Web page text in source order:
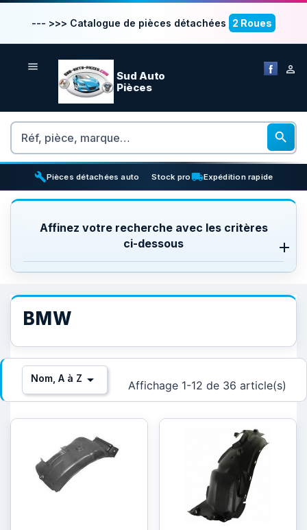
--- >>> Catalogue de pièces détachées 2 Roues
 
Sud Auto
Pièces
Rechercher

buildPièces détachées auto inventory_2
Stock prolocal_shippingExpédition rapide
Affinez votre recherche avec les critères
ci-dessous
BMW
Nom, A à Z  Affichage 1-12 de 36 article(s)